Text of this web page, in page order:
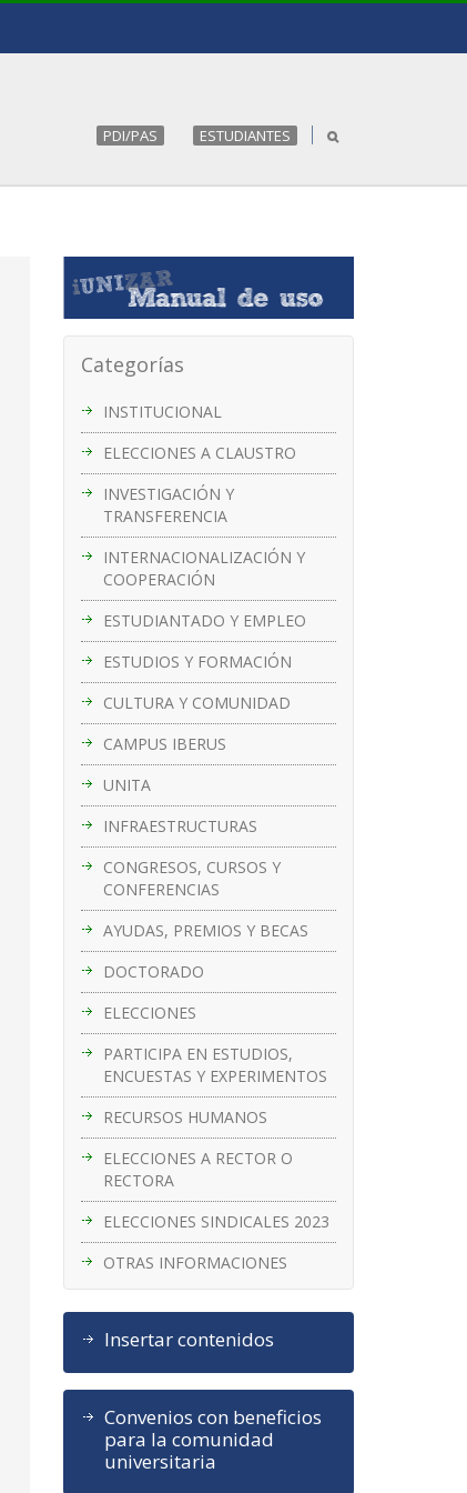
PDI/PAS ESTUDIANTES
Categorías
INSTITUCIONAL
ELECCIONES A CLAUSTRO
INVESTIGACIÓN Y
TRANSFERENCIA
INTERNACIONALIZACIÓN Y
COOPERACIÓN
ESTUDIANTADO Y EMPLEO
ESTUDIOS Y FORMACIÓN
CULTURA Y COMUNIDAD
CAMPUS IBERUS
UNITA
INFRAESTRUCTURAS
CONGRESOS, CURSOS Y
CONFERENCIAS
AYUDAS, PREMIOS Y BECAS
DOCTORADO
ELECCIONES
PARTICIPA EN ESTUDIOS,
ENCUESTAS Y EXPERIMENTOS
RECURSOS HUMANOS
ELECCIONES A RECTOR O
RECTORA
ELECCIONES SINDICALES 2023
OTRAS INFORMACIONES
Insertar contenidos
Convenios con beneficios
para la comunidad
universitaria